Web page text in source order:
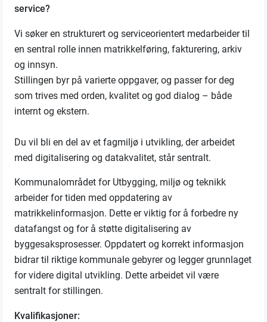
service?
Vi søker en strukturert og serviceorientert medarbeider til
en sentral rolle innen matrikkelføring, fakturering, arkiv
og innsyn.
Stillingen byr på varierte oppgaver, og passer for deg
som trives med orden, kvalitet og god dialog – både
internt og ekstern.
Du vil bli en del av et fagmiljø i utvikling, der arbeidet
med digitalisering og datakvalitet, står sentralt.
Kommunalområdet for Utbygging, miljø og teknikk
arbeider for tiden med oppdatering av
matrikkelinformasjon. Dette er viktig for å forbedre ny
datafangst og for å støtte digitalisering av
byggesaksprosesser. Oppdatert og korrekt informasjon
bidrar til riktige kommunale gebyrer og legger grunnlaget
for videre digital utvikling. Dette arbeidet vil være
sentralt for stillingen.
Kvalifikasjoner: